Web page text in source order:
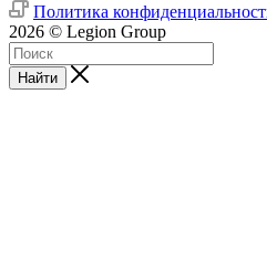
Политика
2026 © Legion Group
Найти